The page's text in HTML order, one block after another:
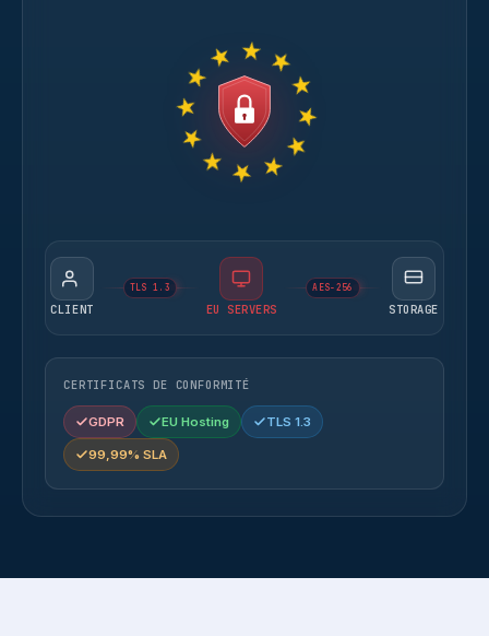
CLIENT
TLS 1.3
EU SERVERS
AES-256
STORAGE
CERTIFICATS DE CONFORMITÉ
GDPR EU Hosting TLS 1.3
99,99% SLA